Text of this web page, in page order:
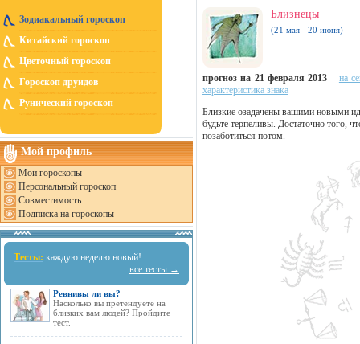
Зодиакальный гороскоп
Китайский гороскоп
Цветочный гороскоп
Гороскоп друидов
Рунический гороскоп
Мой профиль
Мои гороскопы
Персональный гороскоп
Совместимость
Подписка на гороскопы
Тесты: каждую неделю новый!
все тесты →
Ревнивы ли вы?
Насколько вы претендуете на
близких вам людей? Пройдите
тест.
Близнецы
(21 мая - 20 июня)
прогноз на 21 февраля 2013
на
характеристика знака
Близкие озадачены вашими новыми
будьте терпеливы. Достаточно того,
позаботиться потом.